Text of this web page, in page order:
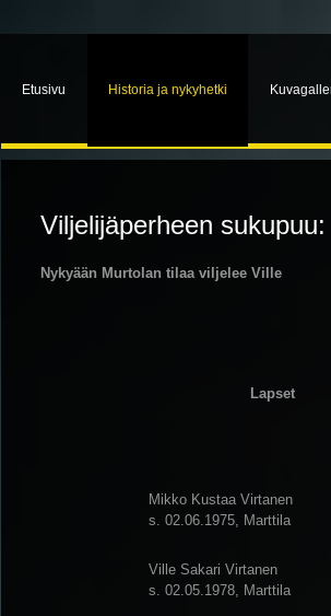
Etusivu Historia ja nykyhetki
Viljelijäperheen sukupuu:
Nykyään Murtolan tilaa viljelee Ville
Lapset
Mikko Kustaa Virtanen
s. 02.06.1975, Marttila
Ville Sakari Virtanen
s. 02.05.1978, Marttila